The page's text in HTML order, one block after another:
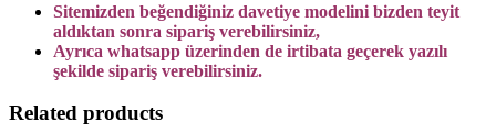
Sitemizden beğendiğiniz davetiye modelini bizden teyit
aldıktan sonra sipariş verebilirsiniz,
Ayrıca whatsapp üzerinden de irtibata geçerek yazılı
şekilde sipariş verebilirsiniz.
Related products